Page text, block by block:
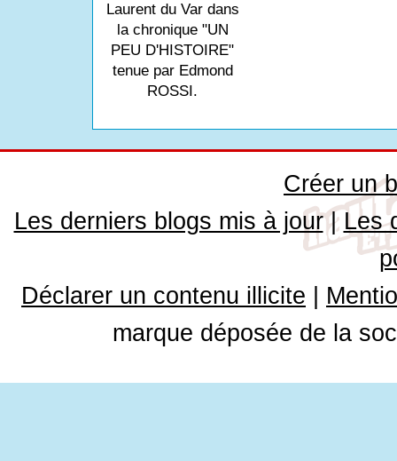
Laurent du Var dans
la chronique "UN
PEU D'HISTOIRE"
tenue par Edmond
ROSSI.
Créer un
Les derniers blogs mis à jour| Les
Déclarer un contenu illicite
marque déposée de la